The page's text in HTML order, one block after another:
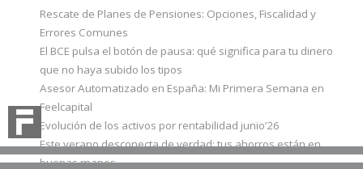
Rescate de Planes de Pensiones: Opciones, Fiscalidad y
Errores Comunes
El BCE pulsa el botón de pausa: qué significa para tu dinero
que no haya subido los tipos
Asesor Automatizado en España: Mi Primera Semana en
Feelcapital
Evolución de los activos por rentabilidad junio’26
Este verano desconecta de verdad: tus ahorros están en
buenas manos